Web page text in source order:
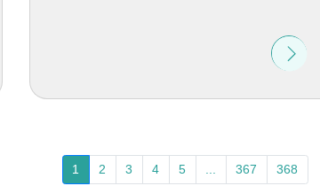
1 2 3 4 5 367 368